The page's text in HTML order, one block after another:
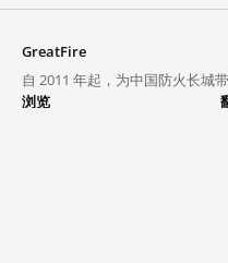
GreatFire
自 2011 年起，为中国防火长城带
浏览